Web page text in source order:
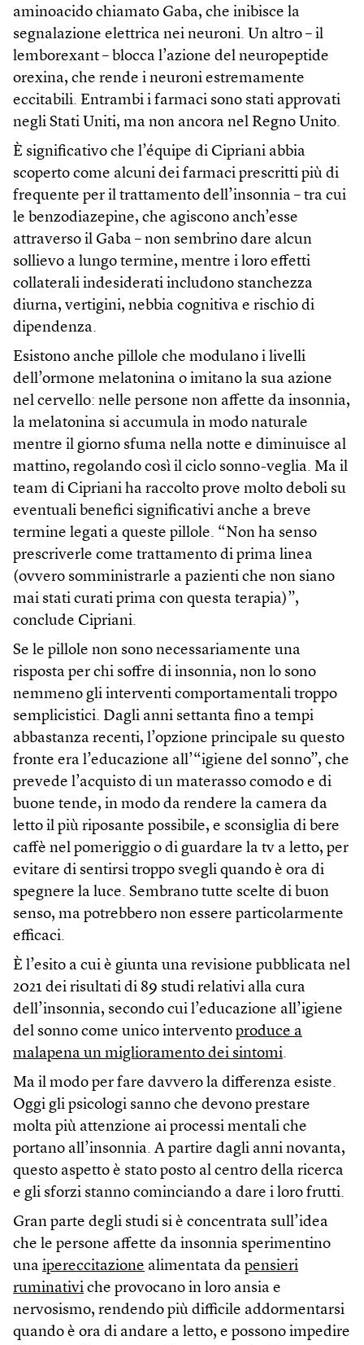
aminoacido chiamato Gaba, che inibisce la
segnalazione elettrica nei neuroni. Un altro – il
lemborexant – blocca l’azione del neuropeptide
orexina, che rende i neuroni estremamente
eccitabili. Entrambi i farmaci sono stati approvati
negli Stati Uniti, ma non ancora nel Regno Unito.
È significativo che l’équipe di Cipriani abbia
scoperto come alcuni dei farmaci prescritti più di
frequente per il trattamento dell’insonnia – tra cui
le benzodiazepine, che agiscono anch’esse
attraverso il Gaba – non sembrino dare alcun
sollievo a lungo termine, mentre i loro effetti
collaterali indesiderati includono stanchezza
diurna, vertigini, nebbia cognitiva e rischio di
dipendenza.
Esistono anche pillole che modulano i livelli
dell’ormone melatonina o imitano la sua azione
nel cervello: nelle persone non affette da insonnia,
la melatonina si accumula in modo naturale
mentre il giorno sfuma nella notte e diminuisce al
mattino, regolando così il ciclo sonno-veglia. Ma il
team di Cipriani ha raccolto prove molto deboli su
eventuali benefici significativi anche a breve
termine legati a queste pillole. “Non ha senso
prescriverle come trattamento di prima linea
(ovvero somministrarle a pazienti che non siano
mai stati curati prima con questa terapia)”,
conclude Cipriani.
Se le pillole non sono necessariamente una
risposta per chi soffre di insonnia, non lo sono
nemmeno gli interventi comportamentali troppo
semplicistici. Dagli anni settanta fino a tempi
abbastanza recenti, l’opzione principale su questo
fronte era l’educazione all’“igiene del sonno”, che
prevede l’acquisto di un materasso comodo e di
buone tende, in modo da rendere la camera da
letto il più riposante possibile, e sconsiglia di bere
caffè nel pomeriggio o di guardare la tv a letto, per
evitare di sentirsi troppo svegli quando è ora di
spegnere la luce. Sembrano tutte scelte di buon
senso, ma potrebbero non essere particolarmente
efficaci.
È l’esito a cui è giunta una revisione pubblicata nel
2021 dei risultati di 89 studi relativi alla cura
dell’insonnia, secondo cui l’educazione all’igiene
del sonno come unico intervento produce a
malapena un miglioramento dei sintomi.
Ma il modo per fare davvero la differenza esiste.
Oggi gli psicologi sanno che devono prestare
molta più attenzione ai processi mentali che
portano all’insonnia. A partire dagli anni novanta,
questo aspetto è stato posto al centro della ricerca
e gli sforzi stanno cominciando a dare i loro frutti.
Gran parte degli studi si è concentrata sull’idea
che le persone affette da insonnia sperimentino
una ipereccitazione alimentata da pensieri
ruminativi che provocano in loro ansia e
nervosismo, rendendo più difficile addormentarsi
quando è ora di andare a letto, e possono impedire